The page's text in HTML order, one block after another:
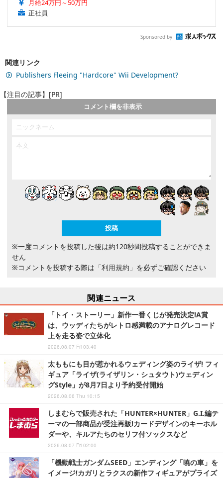
月給24万円～50万円
正社員
Sponsored by
関連リンク
Publishers Fleeing "Hardcore" Wii Development?
【注目の記事】[PR]
コメント欄を非表示
※一度コメントを投稿した後は約120秒間投稿することができま
せん
※コメントを投稿する際は 「利用規約」 を必ずご確認ください
関連ニュース
「トイ・ストーリー」新作一番くじが発売決定!A賞
は、ウッディたちがレトロ感満載のアナログレコード
上を走る姿で立体化
2026.08.07 Fri 03:40
太ももにも目が惹かれるウェディング姿のライザ! フィ
ギュア「ライザ(ライザリン・シュタウト)ウェディン
グStyle」が8月7日より予約受付開始
2026.08.06 Thu 10:15
しまむらで販売された「HUNTER×HUNTER」G.I.編テ
ーマの一部商品が受注再販!カードデザインのキーホル
ダーや、キルアたちのセリフ付ソックスなど
2026.08.07 Fri 02:00
「機動戦士ガンダムSEED」エンディング「暁の車」を
イメージ!カガリとラクスの新作フィギュアがプライズ